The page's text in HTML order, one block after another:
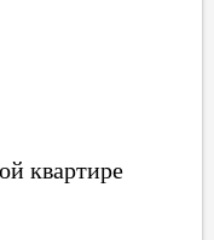
квартире